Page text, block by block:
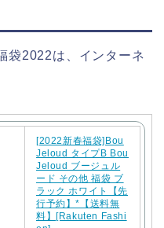
袋2022は、インターネ
[2022新春福袋]Bou
Jeloud タイプB Bou
Jeloud ブージュル
ード その他 福袋 ブ
ラック ホワイト【先
行予約】*【送料無
料】[Rakuten Fashi